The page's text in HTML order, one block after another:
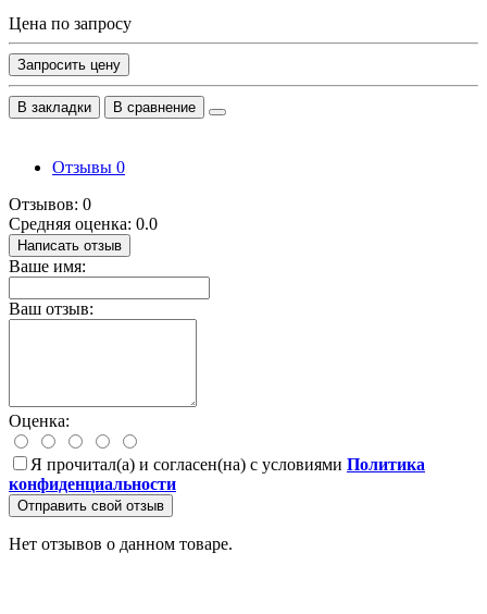
Цена по запросу
Запросить цену
В закладки В сравнение
Отзывы 0
Отзывов: 0
Средняя оценка: 0.0
Написать отзыв
Ваше имя:
Ваш отзыв:
Оценка:
Я прочитал(а) и согласен(на) с условиями Политика
конфиденциальности
Отправить свой отзыв
Нет отзывов о данном товаре.